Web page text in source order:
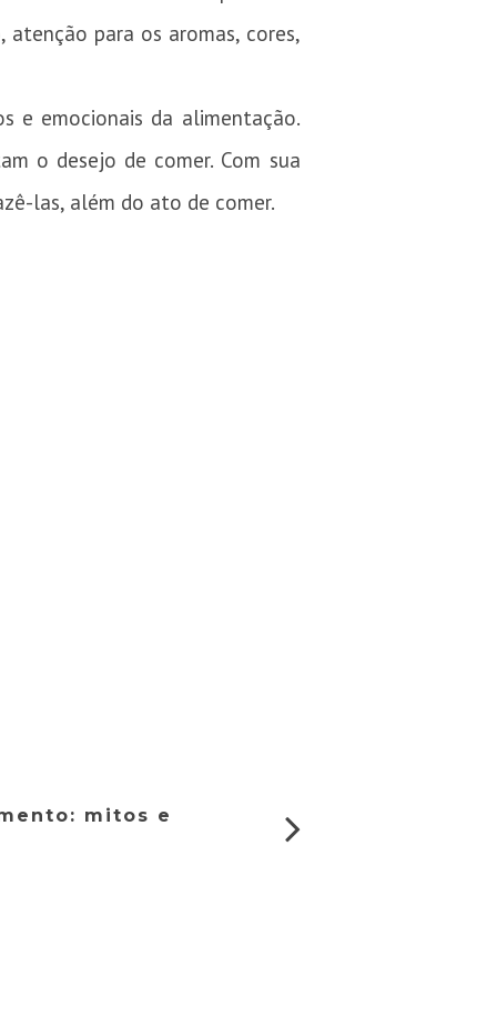
para os aromas, cores,
e emocionais da alimentação.
o desejo de comer. Com sua
las, além do ato de comer.
mitos e